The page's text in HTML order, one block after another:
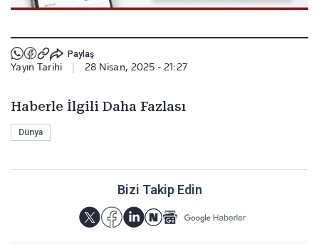
Paylaş
Yayın Tarihi 28 Nisan, 2025 - 21:27
Haberle İlgili Daha Fazlası
Dünya
Bizi Takip Edin